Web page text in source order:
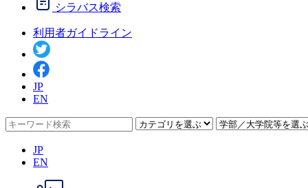
シラバス検索
利用者ガイドライン
JP
EN
JP
EN